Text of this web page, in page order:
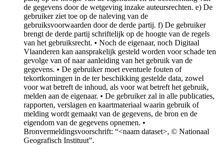
de gegevens door de wetgeving inzake auteursrechten. e) De
gebruiker ziet toe op de naleving van de
gebruiksvoorwaarden door de derde partij. f) De gebruiker
brengt de derde partij schriftelijk op de hoogte van de regels
van het gebruiksrecht. • Noch de eigenaar, noch Digitaal
Vlaanderen kan aansprakelijk gesteld worden voor schade ten
gevolge van of naar aanleiding van het gebruik van de
gegevens. • De gebruiker moet eventuele fouten of
tekortkomingen in de ter beschikking gestelde data, zowel
voor wat betreft de inhoud, als voor wat betreft het gebruik,
melden aan de eigenaar. • De gebruiker zal in alle publicaties,
rapporten, verslagen en kaartmateriaal waarin gebruik of
melding wordt gemaakt van de gegevens, de bron en de
eigendom van de gegevens opnemen. •
Bronvermeldingsvoorschrift: “<naam dataset>, © Nationaal
Geografisch Instituut”.